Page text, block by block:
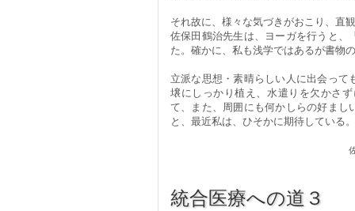
それ故に、様々な気づきがおこり、直
佐保田鶴治先生は、ヨーガを行うと、
た。確かに、私も浅学ではあるが書物
立派な思想・素晴らしい人に出会っ
壌にしっかり植え、水遣りを欠かさ
て、また、周囲にも何かしらの好まし
と、最近私は、ひそかに期待している。
統合医療への道３